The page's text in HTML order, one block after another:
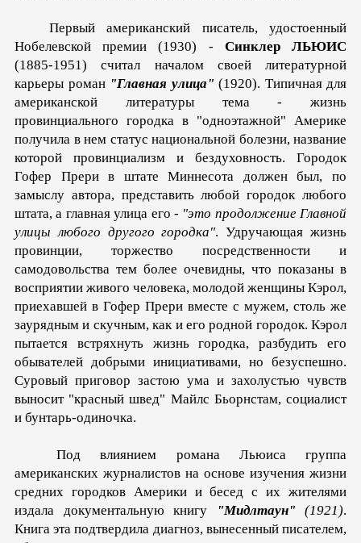
Первый американский писатель, удостоенный
Нобелев­ской премии (1930) - Синклер ЛЬЮИС
(1885-1951) считал началом своей литературной
карьеры роман "Главная улица"(1920). Типичная для
американской литературы тема - жизнь
провинциального городка в "одноэтажной" Америке
по­лучила в нем статус национальной болезни, название
которой провинциализм и бездуховность. Городок
Гофер Прери в шта­те Миннесота должен был, по
замыслу автора, представить любой городок любого
штата, а главная улица его - "это продолжение Главной
улицы любого другого городка". Уд­ручающая жизнь
провинции, торжество посредственности и
самодовольства тем более очевидны, что показаны в
восприятии живого человека, молодой женщины Кэрол,
приехавшей в Гофер Прери вместе с мужем, столь же
заурядным и скучным, как и его родной городок. Кэрол
пытается встрях­нуть жизнь городка, разбудить его
обывателей добрыми ини­циативами, но безуспешно.
Суровый приговор застою ума и захолустью чувств
выносит "красный швед" Майлс Бьорнстам, социалист
и бунтарь-одиночка.
Под влиянием романа Льюиса группа
американских жур­налистов на основе изучения жизни
средних городков Амери­ки и бесед с их жителями
издала документальную книгу
"Мидлтаун"(1921).
Книга эта подтвердила диагноз, вынесенный пи­сателем,